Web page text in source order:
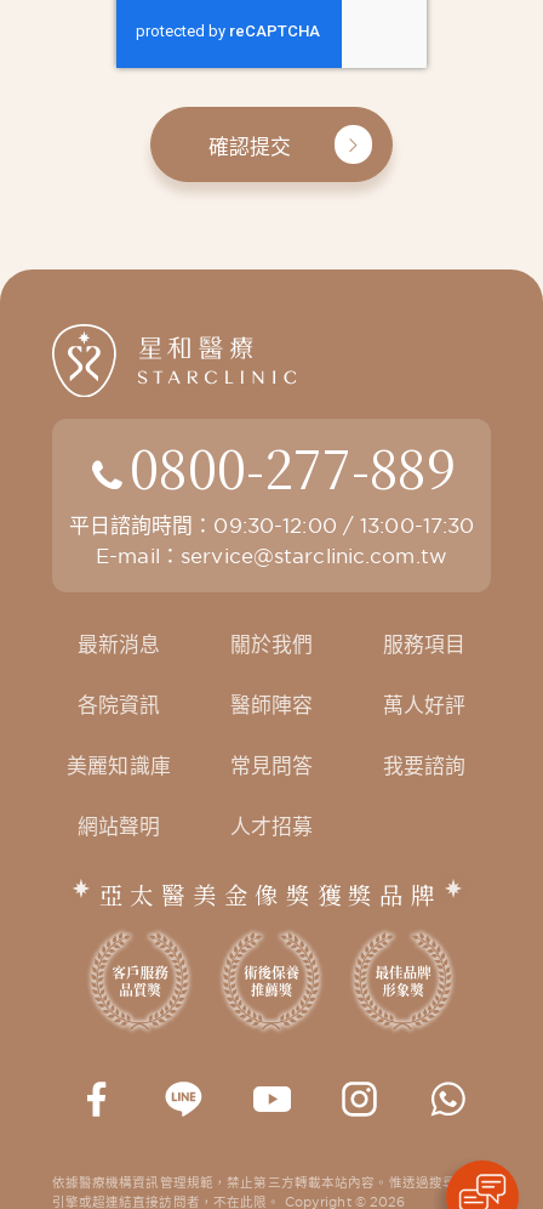
確認提交
0800-277-889
平日諮詢時間：09:30-12:00 / 13:00-17:30
E-mail： service@starclinic.com.tw
最新消息 關於我們 服務項目
各院資訊 醫師陣容 萬人好評
美麗知識庫 常見問答 我要諮詢
網站聲明 人才招募
亞太醫美金像獎獲獎品牌
依據醫療機構資訊管理規範，禁止第三方轉載本站內容。惟透過搜尋
引擎或超連結直接訪問者，不在此限。 Copyright © 2026